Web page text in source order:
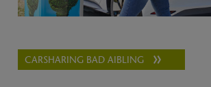
CARSHARING BAD AIBLING